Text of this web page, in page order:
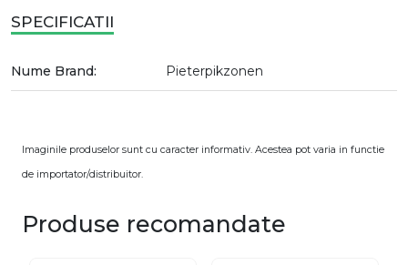
SPECIFICATII
Nume Brand: Pieterpikzonen
Imaginile produselor sunt cu caracter informativ. Acestea pot varia in functie
de importator/distribuitor.
Produse recomandate